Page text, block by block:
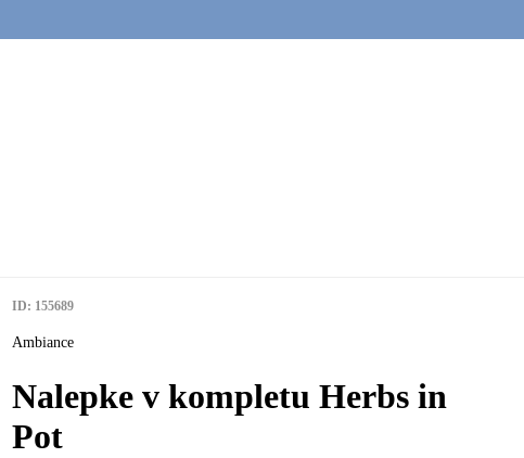
ID: 155689
Ambiance
Nalepke v kompletu Herbs in
Pot